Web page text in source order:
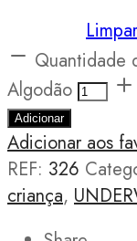
Limpar
Quantidade
Algodão
Adicionar
Adicionar aos
REF: 326
criança,